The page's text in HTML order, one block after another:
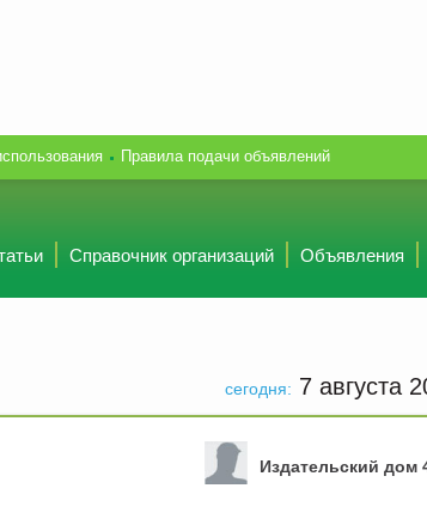
Правила подачи объявлений
Справочник организаций Объявления
сегодня: 7 августа
Издательский дом